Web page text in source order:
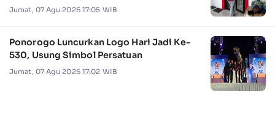
Jumat, 07 Agu 2026 17:05 WIB
Ponorogo Luncurkan Logo Hari Jadi Ke-
530, Usung Simbol Persatuan
Jumat, 07 Agu 2026 17:02 WIB